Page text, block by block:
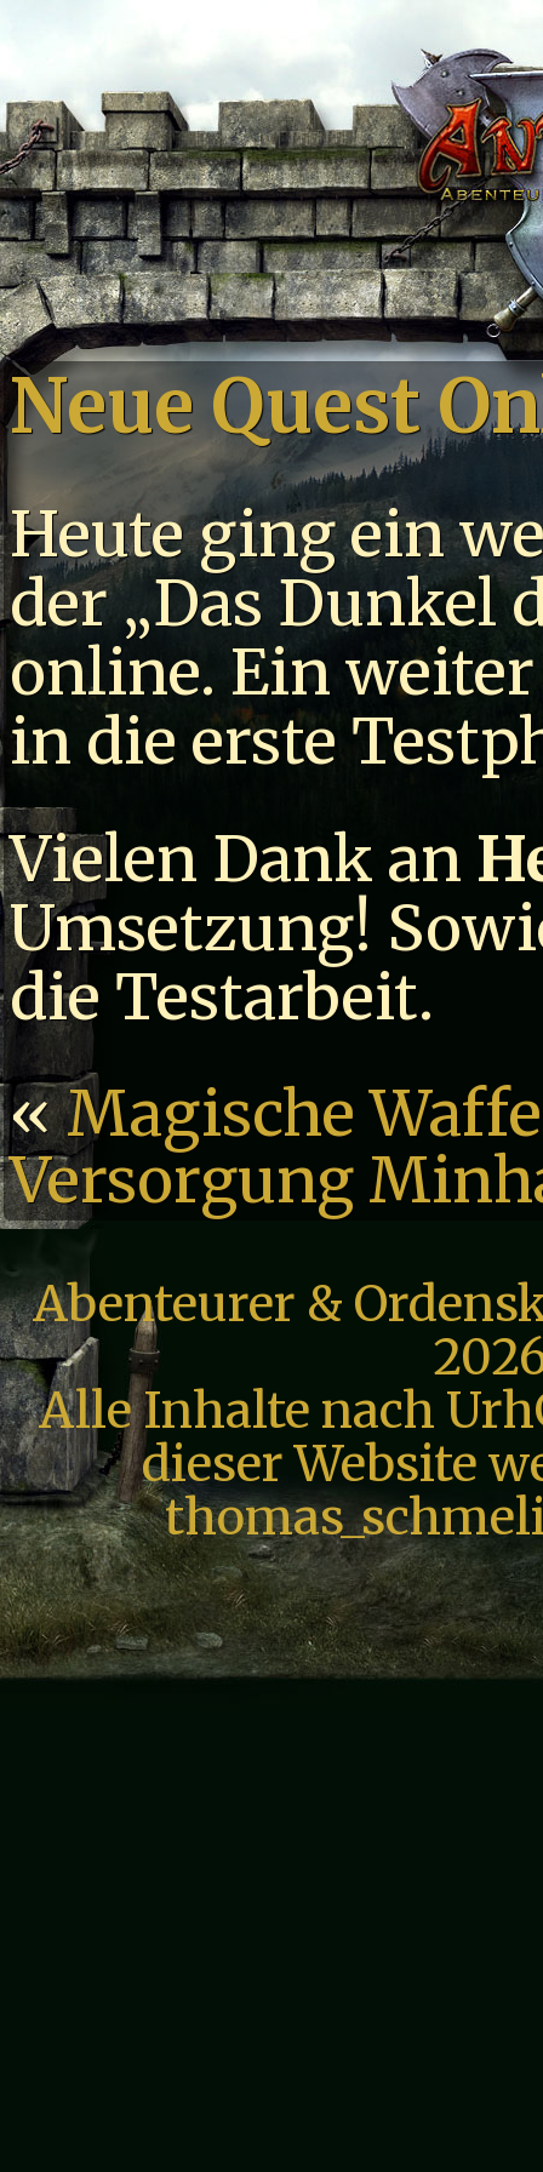
Neue Quest
Heute ging ein
der „Das Dunkel
online. Ein
in die erste
Vielen Dank an
Umsetzung!
die Testarbeit.
«Magische
Versorgung
Abenteurer &
Alle Inhalte nach
dieser Website